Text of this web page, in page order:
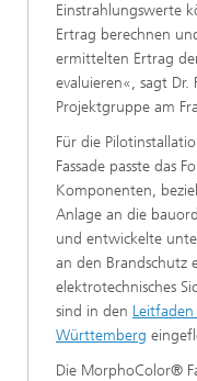
Einstrahlungswerte
Ertrag berechnen
ermittelten Ertrag
evaluieren«, sagt Dr.
Projektgruppe am
Für die
Fassade passte das
Komponenten,
Anlage an die
und entwickelte
an den Brandschutz
elektrotechnisches
sind in den Leitfaden
Württemberg
Die MorphoColor®